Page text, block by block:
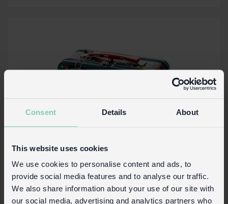
Consent Details About
This website uses cookies
We use cookies to personalise content and ads, to
provide social media features and to analyse our traffic.
We also share information about your use of our site with
our social media, advertising and analytics partners who
Blechkoffer - Ladybird